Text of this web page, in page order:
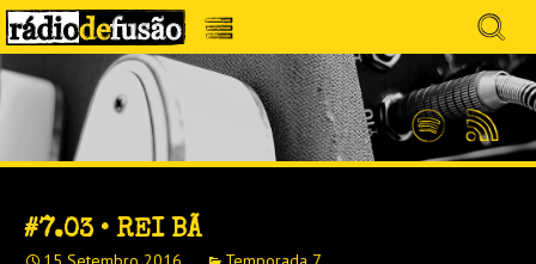
Avançar
para
o
conteúdo
Menu
Search
for:
RÁDIO DEFUSÃO
MÚSICA SEM PRECONCEITOS. CONVERSA
SEM PRETENSÕES.
SpotifyFeed
RSS
#7.03 • REI BÃ